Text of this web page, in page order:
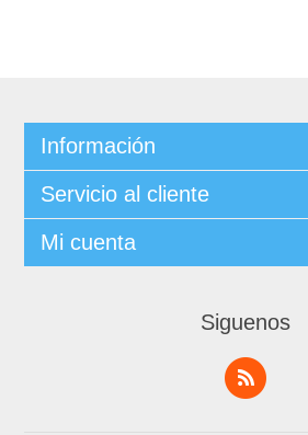
Información
Servicio al cliente
Mi cuenta
Siguenos